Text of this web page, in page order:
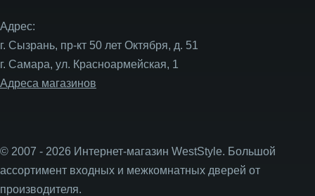
Адрес:
г. Сызрань, пр-кт 50 лет Октября, д. 51
г. Самара, ул. Красноармейская, 1
Адреса магазинов
© 2007 - 2026 Интернет-магазин WestStyle. Большой
ассортимент входных и межкомнатных дверей от
производителя.